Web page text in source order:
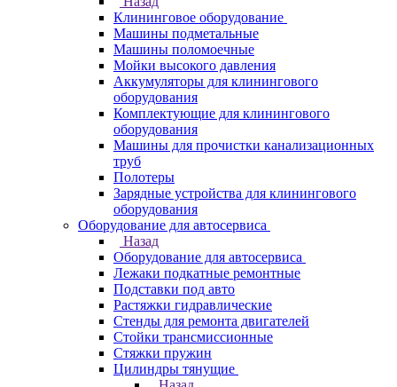
Клининговое оборудование
Машины подметальные
Машины поломоечные
Мойки высокого давления
Аккумуляторы для клинингового
оборудования
Комплектующие для клинингового
оборудования
Машины для прочистки канализационных
труб
Полотеры
Зарядные устройства для клинингового
оборудования
Оборудование для автосервиса
Назад
Оборудование для автосервиса
Лежаки подкатные ремонтные
Подставки под авто
Растяжки гидравлические
Стенды для ремонта двигателей
Стойки трансмиссионные
Стяжки пружин
Цилиндры тянущие